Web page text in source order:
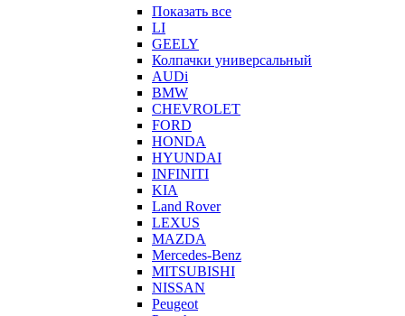
Показать все
LI
GEELY
Колпачки универсальный
AUDi
BMW
CHEVROLET
FORD
HONDA
HYUNDAI
INFINITI
KIA
Land Rover
LEXUS
MAZDA
Mercedes-Benz
MITSUBISHI
NISSAN
Peugeot